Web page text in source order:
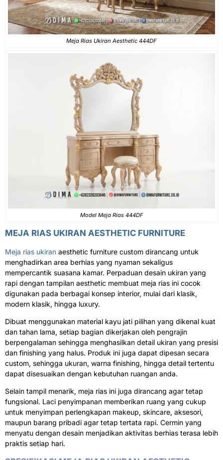
Meja Rias Ukiran Aesthetic 444DF
Model Meja Rias 444DF
MEJA RIAS UKIRAN AESTHETIC FURNITURE
Meja rias ukiran aesthetic furniture custom dirancang untuk
menghadirkan area berhias yang nyaman sekaligus
mempercantik suasana kamar. Perpaduan desain ukiran yang
rapi dengan tampilan aesthetic membuat meja rias ini cocok
digunakan pada berbagai konsep interior, mulai dari klasik,
modern klasik, hingga luxury.
Dibuat menggunakan material kayu jati pilihan yang dikenal kuat
dan tahan lama, setiap bagian dikerjakan oleh pengrajin
berpengalaman sehingga menghasilkan detail ukiran yang presisi
dan finishing yang halus. Produk ini juga dapat dipesan secara
custom, sehingga ukuran, warna finishing, hingga detail tertentu
dapat disesuaikan dengan kebutuhan ruangan anda.
Selain tampil menarik, meja rias ini juga dirancang agar tetap
fungsional. Laci penyimpanan memberikan ruang yang cukup
untuk menyimpan perlengkapan makeup, skincare, aksesori,
maupun barang pribadi agar tetap tertata rapi. Cermin yang
menyatu dengan desain menjadikan aktivitas berhias terasa lebih
praktis setiap hari.